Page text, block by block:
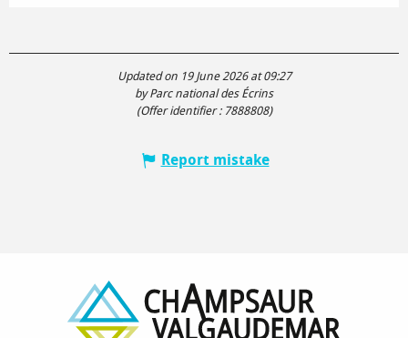
Updated on 19 June 2026 at 09:27
by Parc national des Écrins
(Offer identifier : 7888808)
Report mistake